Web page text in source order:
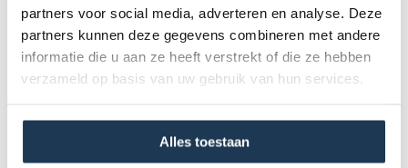
partners voor social media, adverteren en analyse. Deze
partners kunnen deze gegevens combineren met andere
informatie die u aan ze heeft verstrekt of die ze hebben
verzameld op basis van uw gebruik van hun services.
Alles toestaan
Schoolweekdag
€ 25,00 incl. BTW
Periode- & transportvoorwaarden + algemene